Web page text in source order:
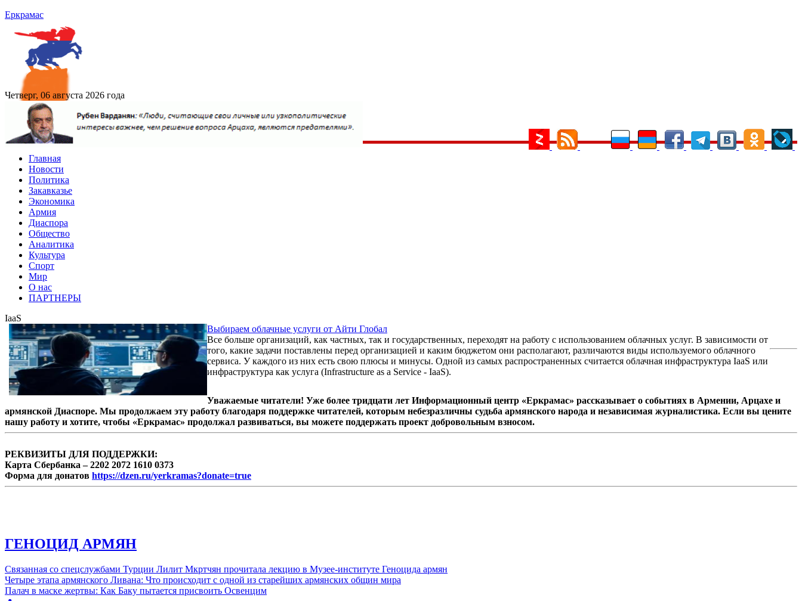
Еркрамас
Четверг, 06 августа 2026 года
Главная
Новости
Политика
Закавказье
Экономика
Армия
Диаспора
Общество
Аналитика
Культура
Спорт
Мир
О нас
ПАРТНЕРЫ
IaaS
Выбираем облачные услуги от Айти Глобал
Все больше организаций, как частных, так и государственных, переходят на работу с использованием облачных услуг. В зависимости от
того, какие задачи поставлены перед организацией и каким бюджетом они располагают, различаются виды используемого облачного
сервиса. У каждого из них есть свою плюсы и минусы. Одной из самых распространенных считается облачная инфраструктура IaaS или
инфраструктура как услуга (Infrastructure as a Service - IaaS).
Уважаемые читатели! Уже более тридцати лет Информационный центр «Еркрамас» рассказывает о событиях в Армении, Арцахе и
армянской Диаспоре. Мы продолжаем эту работу благодаря поддержке читателей, которым небезразличны судьба армянского народа и независимая журналистика. Если вы цените
нашу работу и хотите, чтобы «Еркрамас» продолжал развиваться, вы можете поддержать проект добровольным взносом.
РЕКВИЗИТЫ ДЛЯ ПОДДЕРЖКИ:
Карта Сбербанка – 2202 2072 1610 0373
Форма для донатов https://dzen.ru/yerkramas?donate=true
ГЕНОЦИД АРМЯН
Связанная со спецслужбами Турции Лилит Мкртчян прочитала лекцию в Музее-институте Геноцида армян
Четыре этапа армянского Ливана: Что происходит с одной из старейших армянских общин мира
Палач в маске жертвы: Как Баку пытается присвоить Освенцим